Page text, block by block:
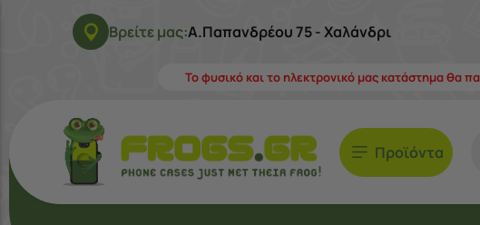
Βρείτε μας:Α.Παπανδρέου 75 - Χαλάνδρι
Το φυσικό και το ηλεκτρονικό μας κατάστημα θα
Προϊόντα